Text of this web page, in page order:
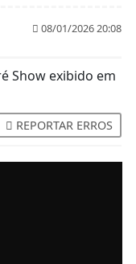
08/01/2026 20:08
REPORTAR ERROS